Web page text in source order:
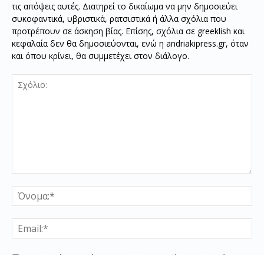
τις απόψεις αυτές. Διατηρεί το δικαίωμα να μην δημοσιεύει
συκοφαντικά, υβριστικά, ρατσιστικά ή άλλα σχόλια που
προτρέπουν σε άσκηση βίας. Επίσης, σχόλια σε greeklish και
κεφαλαία δεν θα δημοσιεύονται, ενώ η andriakipress.gr, όταν
και όπου κρίνει, θα συμμετέχει στον διάλογο.